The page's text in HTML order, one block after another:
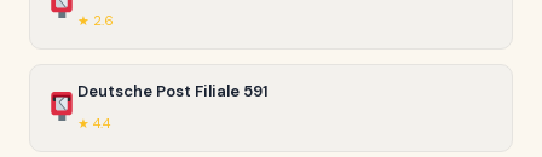
★ 2.6
Deutsche Post Filiale 591
★ 4.4